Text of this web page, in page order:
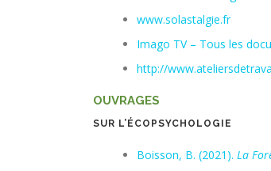
www.solastalgie.fr
Imago TV – Tous les
http://
OUVRAGES
SUR L’ÉCOPSYCHOLOGIE
Boisson, B. (2021). La